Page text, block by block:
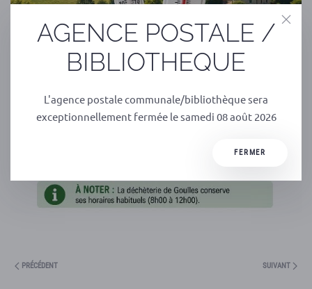
PRÉCÉDENT SUIVANT
AGENCE POSTALE /
BIBLIOTHEQUE
L'agence postale communale/bibliothèque sera
exceptionnellement fermée le samedi 08 août 2026
FERMER